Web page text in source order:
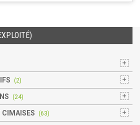
(2)
(24)
CIMAISES (63)